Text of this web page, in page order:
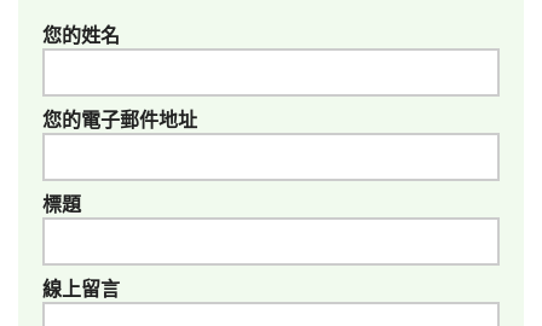
您的姓名
您的電子郵件地址
標題
線上留言